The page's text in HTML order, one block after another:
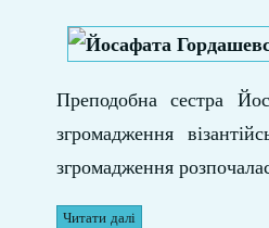
Преподобна сестра
згромадження
згромадження
Читати далі